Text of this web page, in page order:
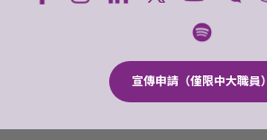
宣傳申請（僅限中大職員）